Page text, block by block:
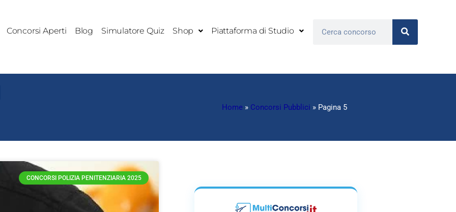
Concorsi Aperti Blog Simulatore Quiz Shop Piattaforma di Studio Cerca
Home » Concorsi Pubblici » Pagina 5
CONCORSI POLIZIA PENITENZIARIA 2025